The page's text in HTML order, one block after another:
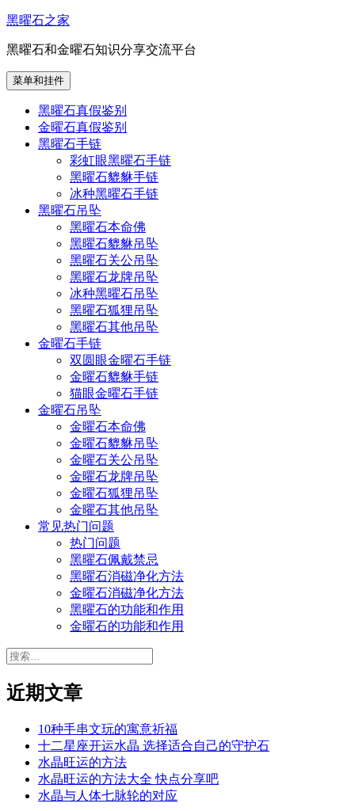
跳
内
容
黑曜石之家
黑曜石和金曜石知识分享交流平台
菜单和挂件
黑曜石真假鉴别
金曜石真假鉴别
黑曜石手链
彩虹眼黑曜石手链
黑曜石貔貅手链
冰种黑曜石手链
黑曜石吊坠
黑曜石本命佛
黑曜石貔貅吊坠
黑曜石关公吊坠
黑曜石龙牌吊坠
冰种黑曜石吊坠
黑曜石狐狸吊坠
黑曜石其他吊坠
金曜石手链
双圆眼金曜石手链
金曜石貔貅手链
猫眼金曜石手链
金曜石吊坠
金曜石本命佛
金曜石貔貅吊坠
金曜石关公吊坠
金曜石龙牌吊坠
金曜石狐狸吊坠
金曜石其他吊坠
常见热门问题
热门问题
黑曜石佩戴禁忌
黑曜石消磁净化方法
金曜石消磁净化方法
黑曜石的功能和作用
金曜石的功能和作用
搜
近期文章
10种手串文玩的寓意祈福
十二星座开运水晶 选择适合自己的守护石
水晶旺运的方法
水晶旺运的方法大全 快点分享吧
水晶与人体七脉轮的对应